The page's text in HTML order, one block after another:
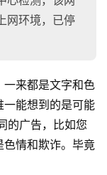
网环境，已停
一来都是文字和色
能想到的是可能
的广告，比如您
情和欺诈。毕竟